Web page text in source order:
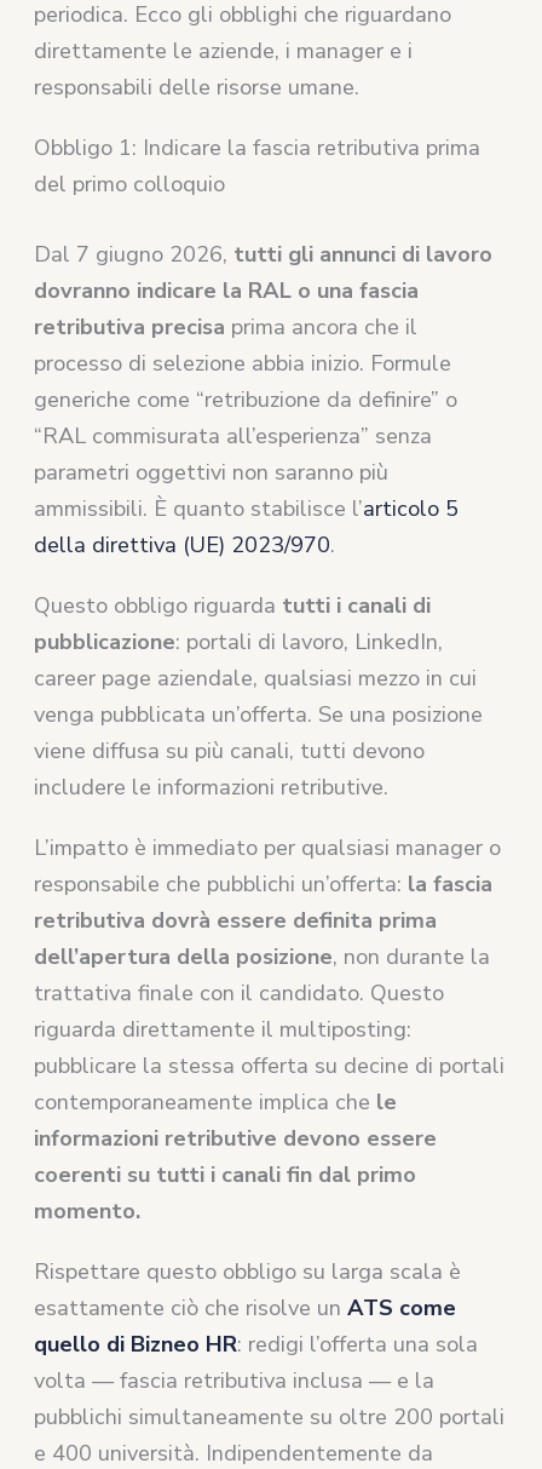
periodica. Ecco gli obblighi che riguardano
direttamente le aziende, i manager e i
responsabili delle risorse umane.
Obbligo 1: Indicare la fascia retributiva prima
del primo colloquio
Dal 7 giugno 2026, tutti gli annunci di lavoro
dovranno indicare la RAL o una fascia
retributiva precisa prima ancora che il
processo di selezione abbia inizio. Formule
generiche come “retribuzione da definire” o
“RAL commisurata all’esperienza” senza
parametri oggettivi non saranno più
ammissibili. È quanto stabilisce l’articolo 5
della direttiva (UE) 2023/970.
Questo obbligo riguarda tutti i canali di
pubblicazione: portali di lavoro, LinkedIn,
career page aziendale, qualsiasi mezzo in cui
venga pubblicata un’offerta. Se una posizione
viene diffusa su più canali, tutti devono
includere le informazioni retributive.
L’impatto è immediato per qualsiasi manager o
responsabile che pubblichi un’offerta: la fascia
retributiva dovrà essere definita prima
dell’apertura della posizione, non durante la
trattativa finale con il candidato. Questo
riguarda direttamente il multiposting:
pubblicare la stessa offerta su decine di portali
contemporaneamente implica che le
informazioni retributive devono essere
coerenti su tutti i canali fin dal primo
momento.
Rispettare questo obbligo su larga scala è
esattamente ciò che risolve unATS come
quello di Bizneo HR: redigi l’offerta una sola
volta — fascia retributiva inclusa — e la
pubblichi simultaneamente su oltre 200 portali
e 400 università. Indipendentemente da